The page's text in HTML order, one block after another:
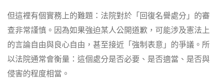
但這裡有個實務上的難題：法院對於「回復名譽處分」的審
查非常謹慎。因為如果強迫某人公開道歉，可能涉及憲法上
的言論自由與良心自由，甚至接近「強制表意」的爭議。所
以法院通常會衡量：這個處分是否必要、是否適當、是否與
侵害的程度相當。